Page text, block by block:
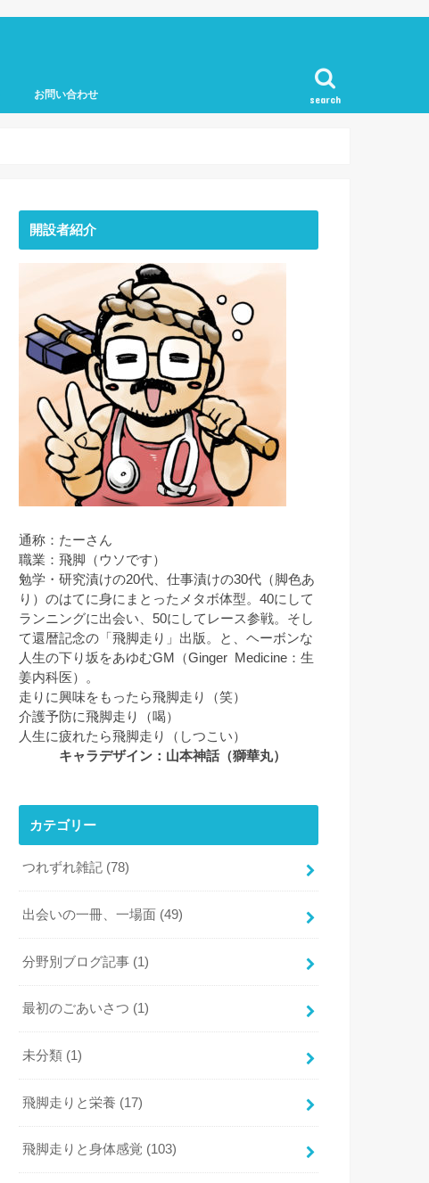
search
お問い合わせ
開設者紹介
通称：たーさん
職業：飛脚（ウソです）
勉学・研究漬けの20代、仕事漬けの30代（脚色あ
り）のはてに身にまとったメタボ体型。40にして
ランニングに出会い、50にしてレース参戦。そし
て還暦記念の「飛脚走り」出版。と、ヘーボンな
人生の下り坂をあゆむGM（Ginger Medicine：生
姜内科医）。
走りに興味をもったら飛脚走り（笑）
介護予防に飛脚走り（喝）
人生に疲れたら飛脚走り（しつこい）
キャラデザイン：山本神話（獅華丸）
カテゴリー
つれずれ雑記 (78)
出会いの一冊、一場面 (49)
分野別ブログ記事 (1)
最初のごあいさつ (1)
未分類 (1)
飛脚走りと栄養 (17)
飛脚走りと身体感覚 (103)